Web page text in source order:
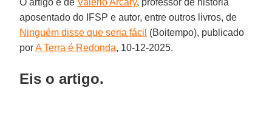
aposentado do IFSP e autor, entre outros livros, de
Ninguém disse que seria fácil (Boitempo), publicado
porA Terra é Redonda, 10-12-2025.
Eis o artigo.